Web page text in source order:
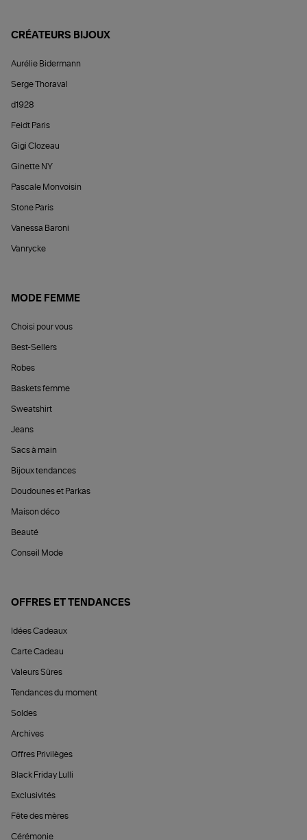
CRÉATEURS BIJOUX
Aurélie Bidermann
Serge Thoraval
d1928
Feidt Paris
Gigi Clozeau
Ginette NY
Pascale Monvoisin
Stone Paris
Vanessa Baroni
Vanrycke
MODE FEMME
Choisi pour vous
Best-Sellers
Robes
Baskets femme
Sweatshirt
Jeans
Sacs à main
Bijoux tendances
Doudounes et Parkas
Maison déco
Beauté
Conseil Mode
OFFRES ET TENDANCES
Idées Cadeaux
Carte Cadeau
Valeurs Sûres
Tendances du moment
Soldes
Archives
Offres Privilèges
Black Friday Lulli
Exclusivités
Fête des mères
Cérémonie